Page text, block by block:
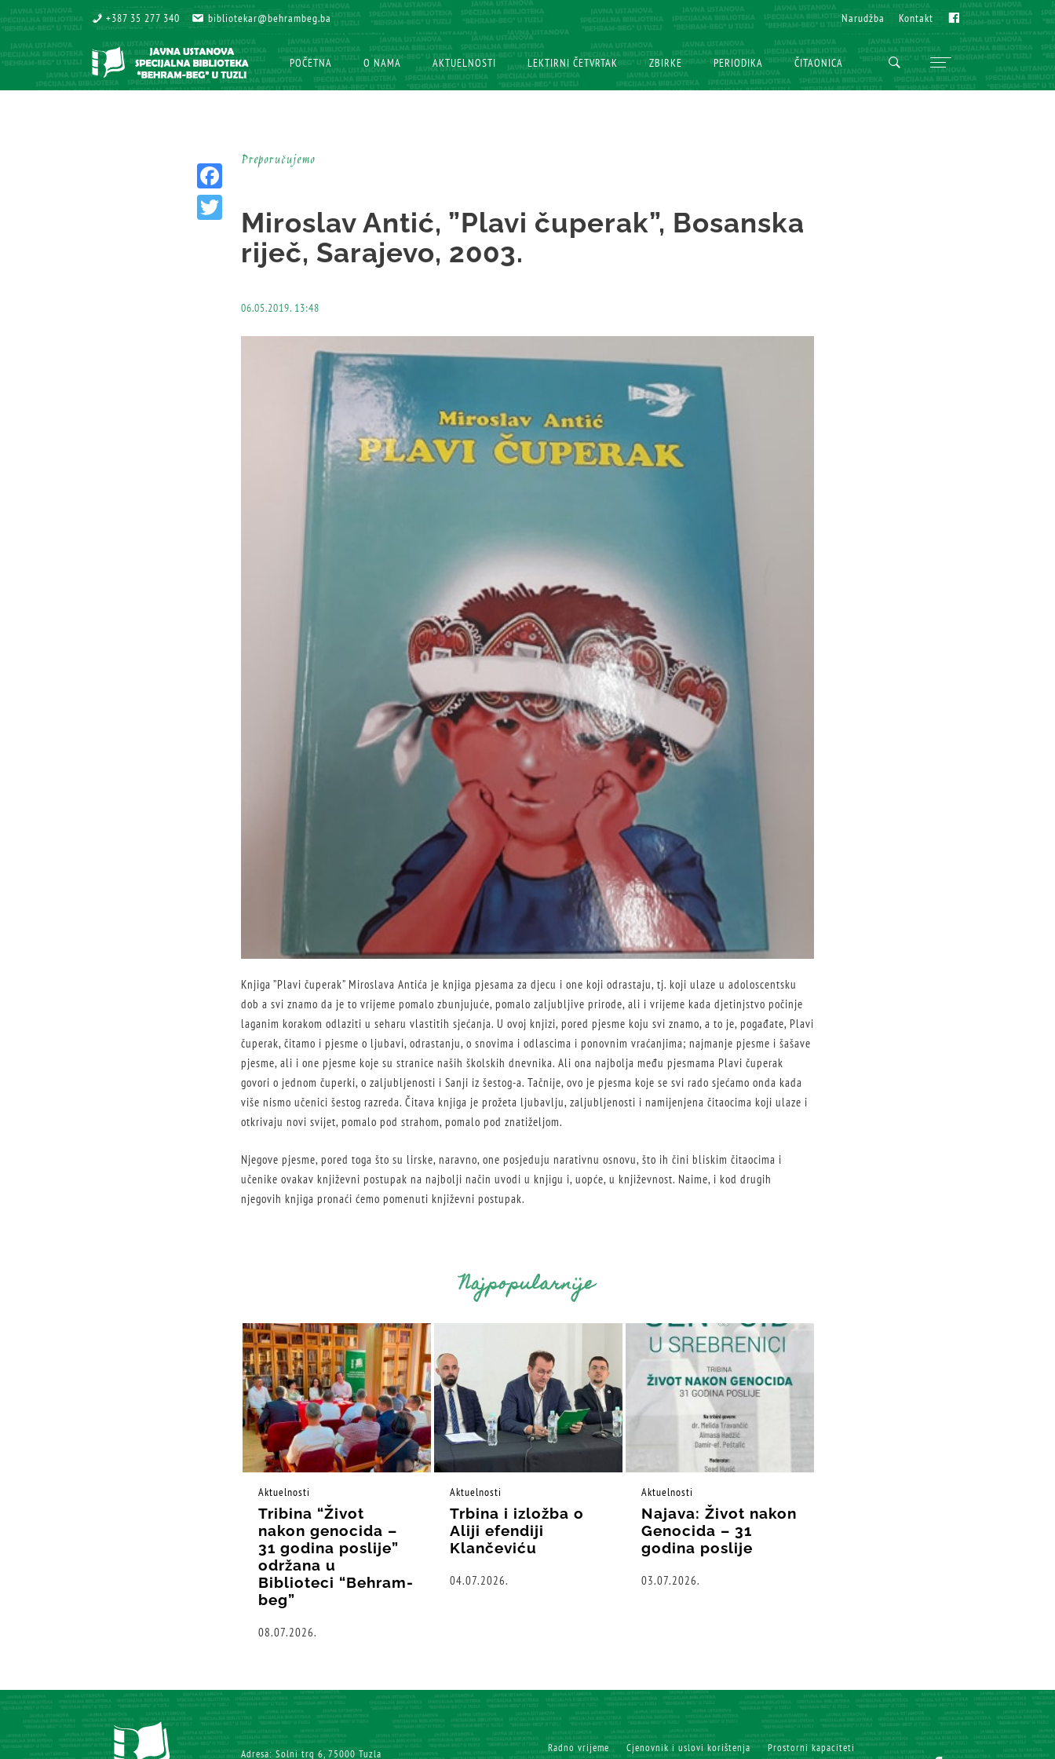
+387 35 277 340
+387 35 277 340 bibliotekar@behrambeg.ba
bibliotekar@behrambeg.ba Narudžba
Narudžba Kontakt
Kontakt Fb
Fb
POČETNA
POČETNA O NAMA
O NAMA AKTUELNOSTI
AKTUELNOSTI LEKTIRNI ČETVRTAK
LEKTIRNI ČETVRTAK ZBIRKE
ZBIRKE PERIODIKA
PERIODIKA ČITAONICA
ČITAONICA
Preporučujemo
Facebook
Miroslav Antić, ”Plavi čuperak”, Bosanska
riječ, Sarajevo, 2003.
06.05.2019. 13:48
Knjiga ”Plavi čuperak” Miroslava Antića je knjiga pjesama za djecu i one koji odrastaju, tj. koji ulaze u adoloscentsku
dob a svi znamo da je to vrijeme pomalo zbunjujuće, pomalo zaljubljive prirode, ali i vrijeme kada djetinjstvo počinje
laganim korakom odlaziti u seharu vlastitih sjećanja. U ovoj knjizi, pored pjesme koju svi znamo, a to je, pogađate, Plavi
čuperak, čitamo i pjesme o ljubavi, odrastanju, o snovima i odlascima i ponovnim vraćanjima; najmanje pjesme i šašave
pjesme, ali i one pjesme koje su stranice naših školskih dnevnika. Ali ona najbolja među pjesmama Plavi čuperak
govori o jednom čuperki, o zaljubljenosti i Sanji iz šestog-a. Tačnije, ovo je pjesma koje se svi rado sjećamo onda kada
više nismo učenici šestog razreda. Čitava knjiga je prožeta ljubavlju, zaljubljenosti i namijenjena čitaocima koji ulaze i
otkrivaju novi svijet, pomalo pod strahom, pomalo pod znatiželjom.
Njegove pjesme, pored toga što su lirske, naravno, one posjeduju narativnu osnovu, što ih čini bliskim čitaocima i
učenike ovakav književni postupak na najbolji način uvodi u knjigu i, uopće, u književnost. Naime, i kod drugih
njegovih knjiga pronaći ćemo pomenuti književni postupak.
Najpopularnije
Aktuelnosti
Tribina “Život
nakon genocida –
31 godina poslije”
održana u
Biblioteci “Behram-
beg”
08.07.2026.
Aktuelnosti
Trbina i izložba o
Aliji efendiji
Klančeviću
04.07.2026.
Aktuelnosti
Najava: Život nakon
Genocida – 31
godina poslije
03.07.2026.
Adresa: Solni trg 6, 75000 Tuzla Radno vrijeme Cjenovnik i uslovi korištenja Prostorni kapaciteti